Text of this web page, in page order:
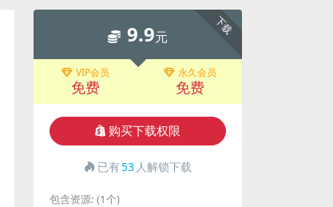
下载
9.9元
VIP会员
免费
永久会员
免费
购买下载权限
已有53 人解锁下载
包含资源: (1个)